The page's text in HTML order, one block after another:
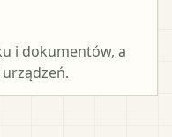
i dokumentów, a